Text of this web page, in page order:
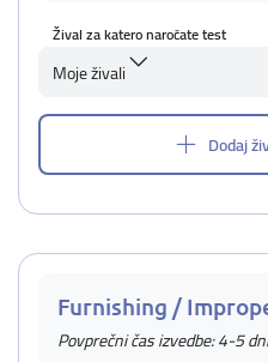
Žival za katero naročate test
Moje živali
Dodaj
Furnishing /
Povprečni čas izvedbe: 4-5 dni